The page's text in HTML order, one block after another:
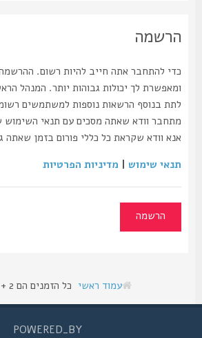
הרשמה
כדי להתחבר אתה חייב להיות רשום. ההרשמה
ומאפשרת לך יכולות גבוהות יותר. המנהל הראשי
לתת בנוסף הרשאות נוספות למשתמשים רשומים.
מתחבר וודא שאתה מסכים עם תנאי השימוש שלנו
אנא וודא שקראת כל כללי פורום בזמן שאתה
תנאי שימוש|מדיניות הפרטיות
הרשמה
עמוד ראשי כל הזמנים הם UTC + 2 שעות
POWERED_BY